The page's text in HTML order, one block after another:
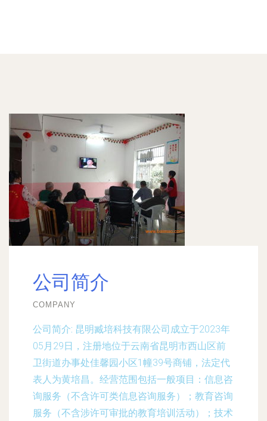
公司简介
COMPANY
公司简介: 昆明臧培科技有限公司成立于2023年
05月29日，注册地位于云南省昆明市西山区前
卫街道办事处佳馨园小区1幢39号商铺，法定代
表人为黄培昌。经营范围包括一般项目：信息咨
询服务（不含许可类信息咨询服务）；教育咨询
服务（不含涉许可审批的教育培训活动）；技术